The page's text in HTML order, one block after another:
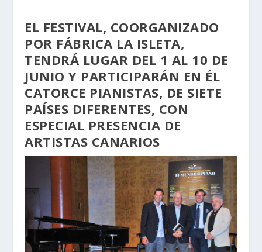
EL FESTIVAL, COORGANIZADO
POR FÁBRICA LA ISLETA,
TENDRÁ LUGAR DEL 1 AL 10 DE
JUNIO Y PARTICIPARÁN EN ÉL
CATORCE PIANISTAS, DE SIETE
PAÍSES DIFERENTES, CON
ESPECIAL PRESENCIA DE
ARTISTAS CANARIOS